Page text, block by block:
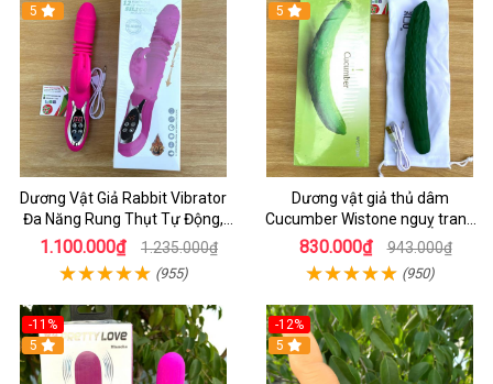
5
Dương Vật Giả Rabbit Vibrator
Đa Năng Rung Thụt Tự Động,
Phát Nhiệt Ấm Nóng Kích Thích
1.100.000₫ 1.235.000₫
(955)
5
Dương vật giả thủ dâm
Cucumber Wistone nguỵ trang
hình quả dưa Leo
830.000₫ 943.000₫
(950)
-11%
5
-12%
5